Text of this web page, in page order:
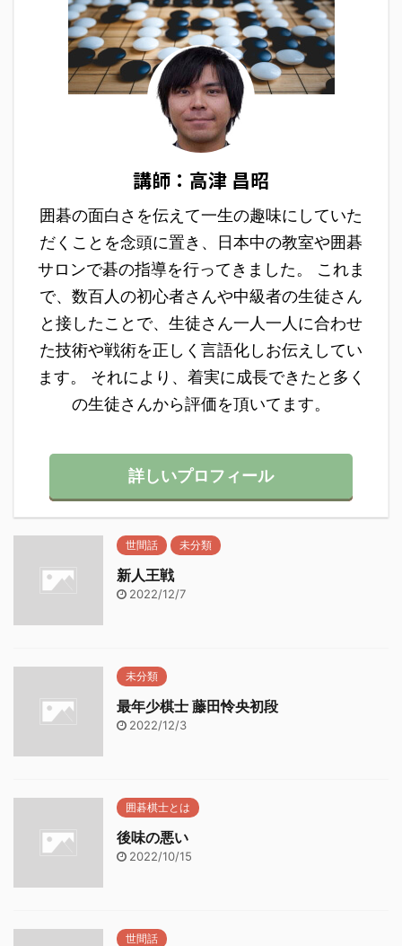
講師：高津 昌昭
囲碁の面白さを伝えて一生の趣味にしていた
だくことを念頭に置き、日本中の教室や囲碁
サロンで碁の指導を行ってきました。 これま
で、数百人の初心者さんや中級者の生徒さん
と接したことで、生徒さん一人一人に合わせ
た技術や戦術を正しく言語化しお伝えしてい
ます。 それにより、着実に成長できたと多く
の生徒さんから評価を頂いてます。
詳しいプロフィール
世間話 未分類
新人王戦
2022/12/7
未分類
最年少棋士 藤田怜央初段
2022/12/3
囲碁棋士とは
後味の悪い
2022/10/15
世間話